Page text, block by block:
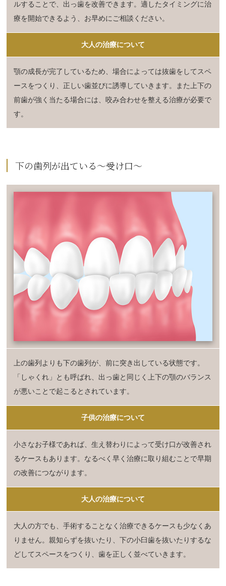
ルすることで、出っ歯を改善できます。適したタイミングに治
療を開始できるよう、お早めにご相談ください。
大人の治療について
顎の成長が完了しているため、場合によっては抜歯をしてスペ
ースをつくり、正しい歯並びに誘導していきます。また上下の
前歯が強く当たる場合には、咬み合わせを整える治療が必要で
す。
下の歯列が出ている～受け口～
上の歯列よりも下の歯列が、前に突き出している状態です。
「しゃくれ」とも呼ばれ、出っ歯と同じく上下の顎のバランス
が悪いことで起こるとされています。
子供の治療について
小さなお子様であれば、生え替わりによって受け口が改善され
るケースもあります。なるべく早く治療に取り組むことで早期
の改善につながります。
大人の治療について
大人の方でも、手術することなく治療できるケースも少なくあ
りません。親知らずを抜いたり、下の小臼歯を抜いたりするな
どしてスペースをつくり、歯を正しく並べていきます。